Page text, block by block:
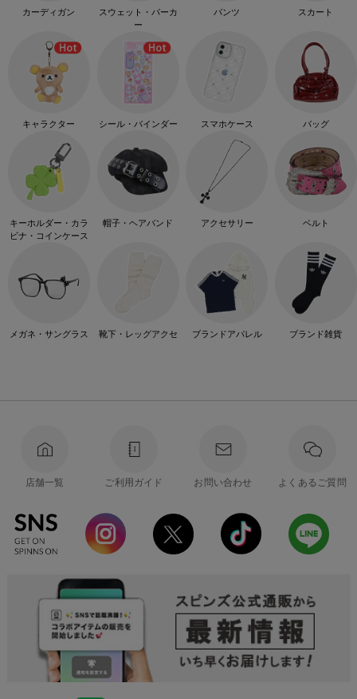
カーディガン
スウェット・パーカ
ー
パンツ スカート
キャラクター シール・バインダー スマホケース バッグ
キーホルダー・カラ
ビナ・コインケース
帽子・ヘアバンド アクセサリー ベルト
メガネ・サングラス 靴下・レッグアクセ ブランドアパレル ブランド雑貨
店舗一覧 ご利用ガイド お問い合わせ よくあるご質問